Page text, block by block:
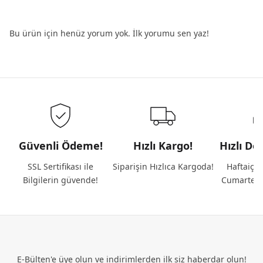
Bu ürün için henüz yorum yok. İlk yorumu sen yaz!
Güvenli Ödeme!
SSL Sertifikası ile
Bilgilerin güvende!
Hızlı Kargo!
Siparişin Hızlıca Kargoda!
Hızlı
Haftaiçi
E-Bülten'e üye olun ve indirimlerden ilk siz haberdar olun!